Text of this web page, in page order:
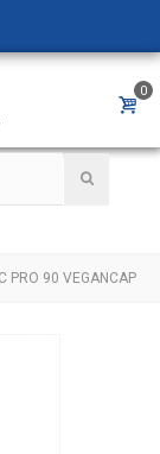
0
PRO 90 VEGANCAP